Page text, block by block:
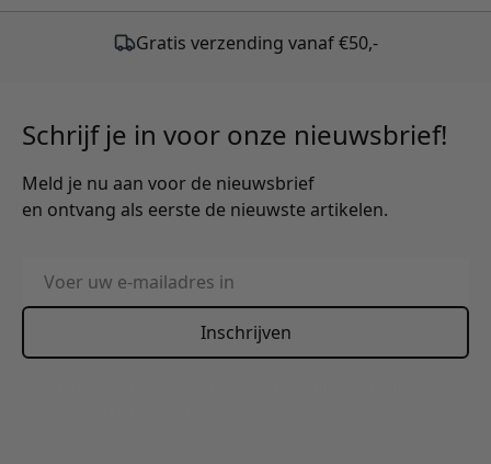
Gratis verzending vanaf €50,-
Schrijf je in voor onze nieuwsbrief!
Meld je nu aan voor de nieuwsbrief
en ontvang als eerste de nieuwste artikelen.
E-mailadres
Inschrijven